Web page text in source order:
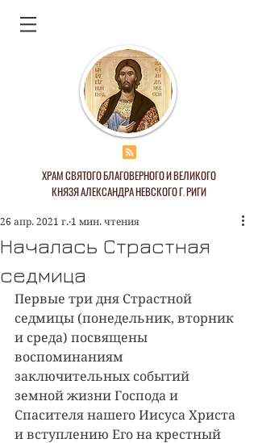
ХРАМ СВЯТОГО БЛАГОВЕРНОГО И ВЕЛИКОГО
КНЯЗЯ АЛЕКСАНДРА НЕВСКОГО Г. РИГИ
Началась Страстная
седмица
26 апр. 2021 г. 1 мин. чтения
Первые три дня Страстной
седмицы (понедельник, вторник
и среда) посвящены
воспоминаниям
заключительных событий
земной жизни Господа и
Спасителя нашего Иисуса Христа
и вступлению Его на крестный